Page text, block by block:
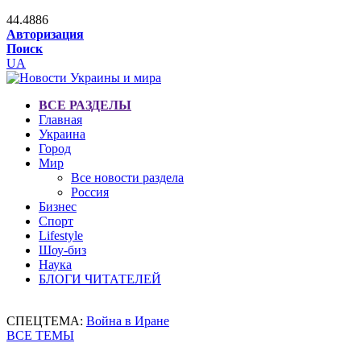
44.4886
Авторизация
Поиск
UA
ВСЕ РАЗДЕЛЫ
Главная
Украина
Город
Мир
Все новости раздела
Россия
Бизнес
Спорт
Lifestyle
Шоу-биз
Наука
БЛОГИ ЧИТАТЕЛЕЙ
СПЕЦТЕМА: Война в Иране
ВСЕ ТЕМЫ